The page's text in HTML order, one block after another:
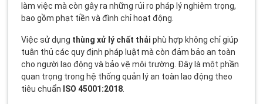
làm việc mà còn gây ra những rủi ro pháp lý nghiêm trọng,
bao gồm phạt tiền và đình chỉ hoạt động.
Việc sử dụng thùng xử lý chất thải phù hợp không chỉ giúp
tuân thủ các quy định pháp luật mà còn đảm bảo an toàn
cho người lao động và bảo vệ môi trường. Đây là một phần
quan trọng trong hệ thống quản lý an toàn lao động theo
tiêu chuẩn ISO 45001:2018